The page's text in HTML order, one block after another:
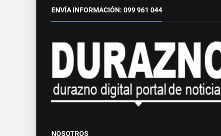
ENVÍA INFORMACIÓN: 099 961 044
NOSOTROS